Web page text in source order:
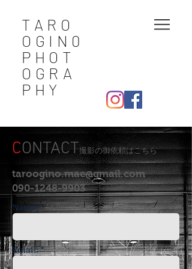
TARO
OGIN0
PHOT
OGRA
PHY
CONTACT撮影の御依頼はこちら
taroogino.mac@gmail.com
090-1248-9903
Name: *
Email: *